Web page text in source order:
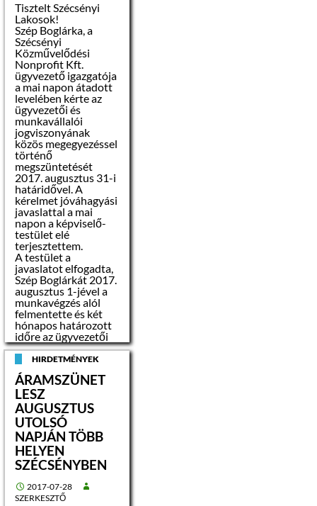
Az árverési
hirdetmény
levételének
napja:
augusztus 11.
Az árverés napja:
2017. augusztus 14.
(hétfő) de.1000óra
Az árverés helye:
Szécsényi Közös
Önkormányzati
Hivatal (3170
Szécsény, Rákóczi út
84.) Haynald Lajos
kistanácskozó terme
Ajánlattevők köre:
– magánszemély
– jogi személy
– jogi személyiséggel
nem rendelkező
szervezet
Az árverés a
vagyontárgy
értékesítésének
nyilvános, a pályázók
közvetlen
részvételével és
jelenlétével
megvalósuló
során a vételár a
nyilvános liciten
Tisztelt Szécsényi
Lakosok!
Szép Boglárka, a
Szécsényi
Közművelődési
Nonprofit Kft.
ügyvezető igazgatója
a mai napon átadott
levelében kérte az
ügyvezetői és
munkavállalói
jogviszonyának
közös megegyezéssel
történő
megszüntetését
2017. augusztus 31-i
határidővel. A
kérelmet jóváhagyási
javaslattal a mai
napon a képviselő-
testület elé
terjesztettem.
A testület a
javaslatot elfogadta,
Szép Boglárkát 2017.
augusztus 1-jével a
munkavégzés alól
felmentette és két
hónapos határozott
időre az ügyvezetői
feladatok ellátásával
megbízta
Garamvölgyi
Andreát, aki a
megbízást elfogadta.
Az ügyvezetői
feladatkör
betöltésére a
jogszabályban előírt
határidők
betartásával
pályázatot írok ki.
Stayer László
polgármester
HIRDETMÉNYEK
ÁRAMSZÜNET
LESZ
AUGUSZTUS
UTOLSÓ
NAPJÁN TÖBB
HELYEN
SZÉCSÉNYBEN
2017-07-28
SZERKESZTŐ